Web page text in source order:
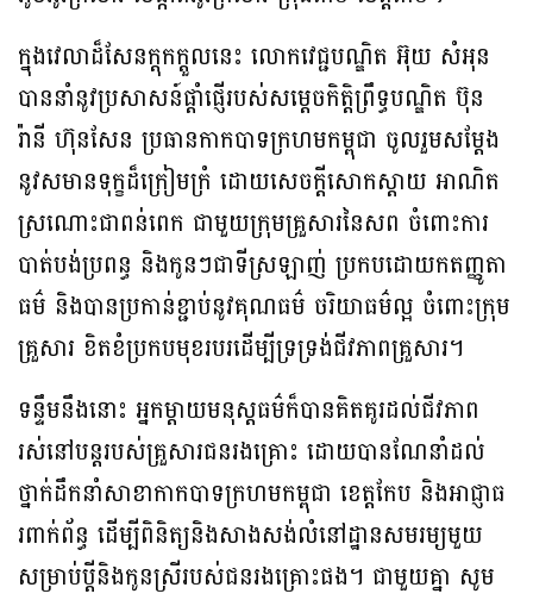
ក្នុងវេលាដ៏សែនក្ដុកក្ដួលនេះ លោកវេជ្ជបណ្ឌិត អ៊ុយ សំអុន
បាននាំនូវប្រសាសន៍ផ្តាំផ្ញើរបស់សម្តេចកិត្តិព្រឹទ្ធបណ្ឌិត ប៊ុន
រ៉ានី ហ៊ុនសែន ប្រធានកាកបាទក្រហមកម្ពុជា ចូលរួមសម្តែង
នូវសមានទុក្ខដ៏ក្រៀមក្រំ ដោយសេចក្តីសោកស្តាយ អាណិត
ស្រណោះជាពន់ពេក ជាមួយក្រុមគ្រួសារនៃសព ចំពោះការ
បាត់បង់ប្រពន្ធ និងកូនៗជាទីស្រឡាញ់ ប្រកបដោយកតញ្ញូតា
ធម៌ និងបានប្រកាន់ខ្ជាប់នូវគុណធម៌ ចរិយាធម៌ល្អ ចំពោះក្រុម
គ្រួសារ ខិតខំប្រកបមុខរបរដើម្បីទ្រទ្រង់ជីវភាពគ្រួសារ។
ទន្ទឹមនឹងនោះ អ្នកម្តាយមនុស្ដធម៌ក៏បានគិតគូរដល់ជីវភាព
រស់នៅបន្តរបស់គ្រួសារជនរងគ្រោះ ដោយបានណែនាំដល់
ថ្នាក់ដឹកនាំសាខាកាកបាទក្រហមកម្ពុជា ខេត្តកែប និងអាជ្ញាធ
រពាក់ព័ន្ធ ដើម្បីពិនិត្យនិងសាងសង់លំនៅដ្ឋានសមរម្យមួយ
សម្រាប់ប្តីនិងកូនស្រីរបស់ជនរងគ្រោះផង។ ជាមួយគ្នា សូម